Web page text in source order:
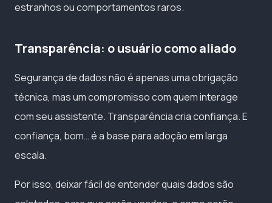
estranhos ou comportamentos raros.
Transparência: o usuário como aliado
Segurança de dados não é apenas uma obrigação
técnica, mas um compromisso com quem interage
com seu assistente. Transparência cria confiança. E
confiança, bom… é a base para adoção em larga
escala.
Por isso, deixar fácil de entender quais dados são